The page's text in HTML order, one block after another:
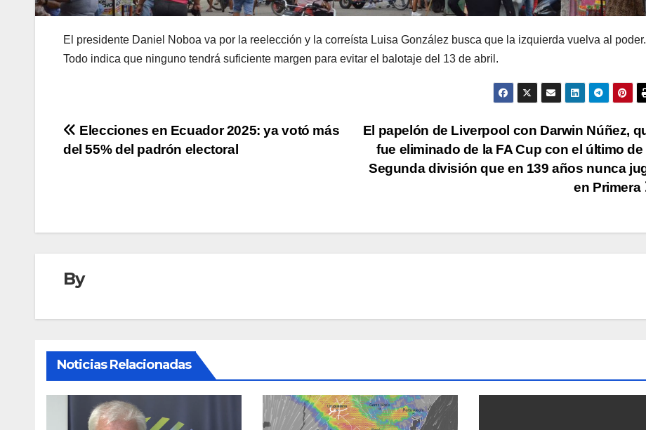
El presidente Daniel Noboa va por la reelección y la correísta Luisa González busca que la izquierda vuelva al poder.
Todo indica que ninguno tendrá suficiente margen para evitar el balotaje del 13 de abril.
Navegación
El papelón de Liverpool con Darwin Núñez,
fue eliminado de la FA Cup con el último de
Segunda división que en 139 años nunca
en Primera
Elecciones en Ecuador 2025: ya votó más
del 55% del padrón electoral
By
Noticias Relacionadas